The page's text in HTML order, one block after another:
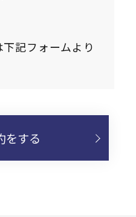
記フォームより
をする